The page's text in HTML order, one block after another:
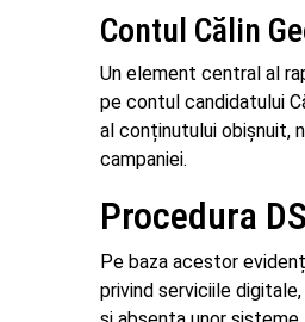
Contul Călin
Un element central al
pe contul candidatului
al conținutului obișnuit,
campaniei.
Procedura
Pe baza acestor
privind serviciile